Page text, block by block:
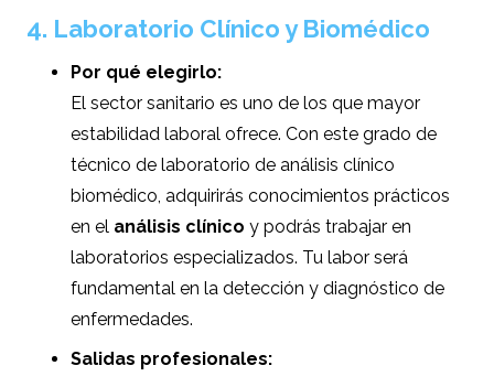
4. Laboratorio Clínico y Biomédico
Por qué elegirlo:
El sector sanitario es uno de los que mayor
estabilidad laboral ofrece. Con este grado de
técnico de laboratorio de análisis clínico
biomédico, adquirirás conocimientos prácticos
en el análisis clínico y podrás trabajar en
laboratorios especializados. Tu labor será
fundamental en la detección y diagnóstico de
enfermedades.
Salidas profesionales: